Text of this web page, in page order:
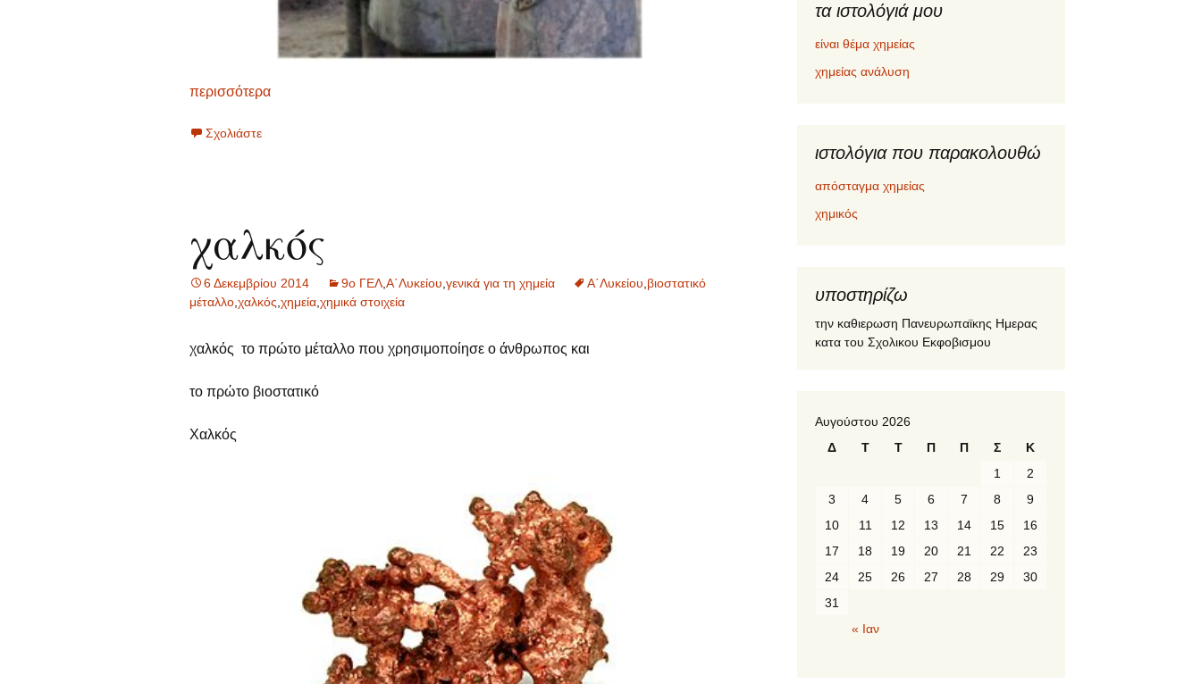
περισσότερα
Σχολιάστε
χαλκός
6 Δεκεμβρίου 2014 9ο ΓΕΛ,Α΄Λυκείου,γενικά για τη χημεία Α΄Λυκείου,βιοστατικό
μέταλλο,χαλκός,χημεία,χημικά στοιχεία
χαλκός το πρώτο μέταλλο που χρησιμοποίησε ο άνθρωπος και
το πρώτο βιοστατικό
Χαλκός
τα ιστολόγιά μου
είναι θέμα χημείας
χημείας ανάλυση
ιστολόγια που παρακολουθώ
απόσταγμα χημείας
χημικός
υποστηρίζω
την καθιερωση Πανευρωπαϊκης Ημερας
κατα του Σχολικου Εκφοβισμου
Αυγούστου 2026
Δ
Τ Τ Π Π Σ Κ
« Ιαν
1
2
3
4 5 6 7 8
9
10
11 12 13 14 15
16
17
18 19 20 21 22
23
24
25 26 27 28 29
30
31